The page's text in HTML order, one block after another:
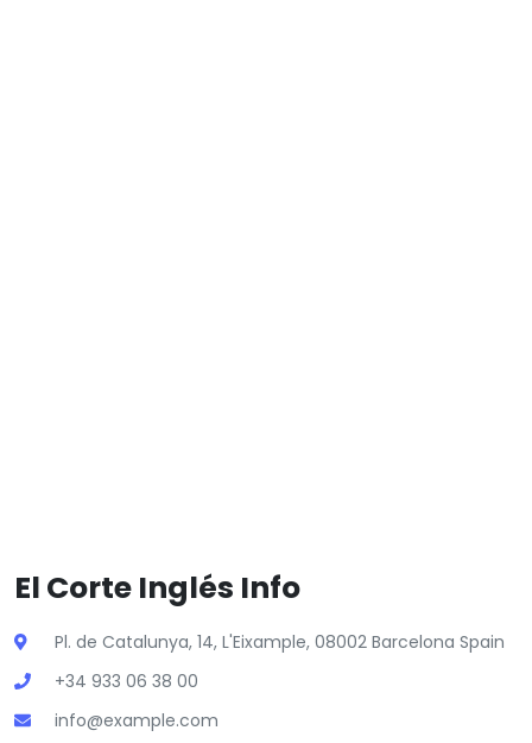
El Corte Inglés Info
Pl. de Catalunya, 14, L'Eixample, 08002 Barcelona Spain
+34 933 06 38 00
info@example.com